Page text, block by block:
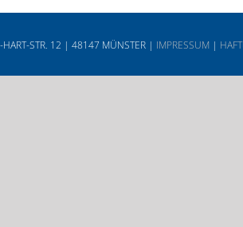
STR. 12 | 48147 MÜNSTER | IMPRESSUM |